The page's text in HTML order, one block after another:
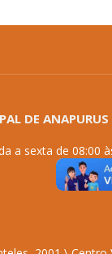
DE ANAPURUS
a sexta de 08:00